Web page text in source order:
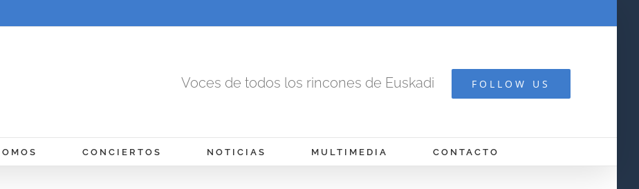
Voces de todos los rincones de Euskadi FOLLOW US
CONCIERTOS NOTICIAS MULTIMEDIA CONTACTO